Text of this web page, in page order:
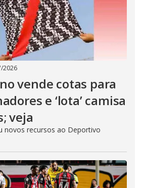
2026
vende cotas para
e ‘lota’ camisa
veja
novos recursos ao Deportivo